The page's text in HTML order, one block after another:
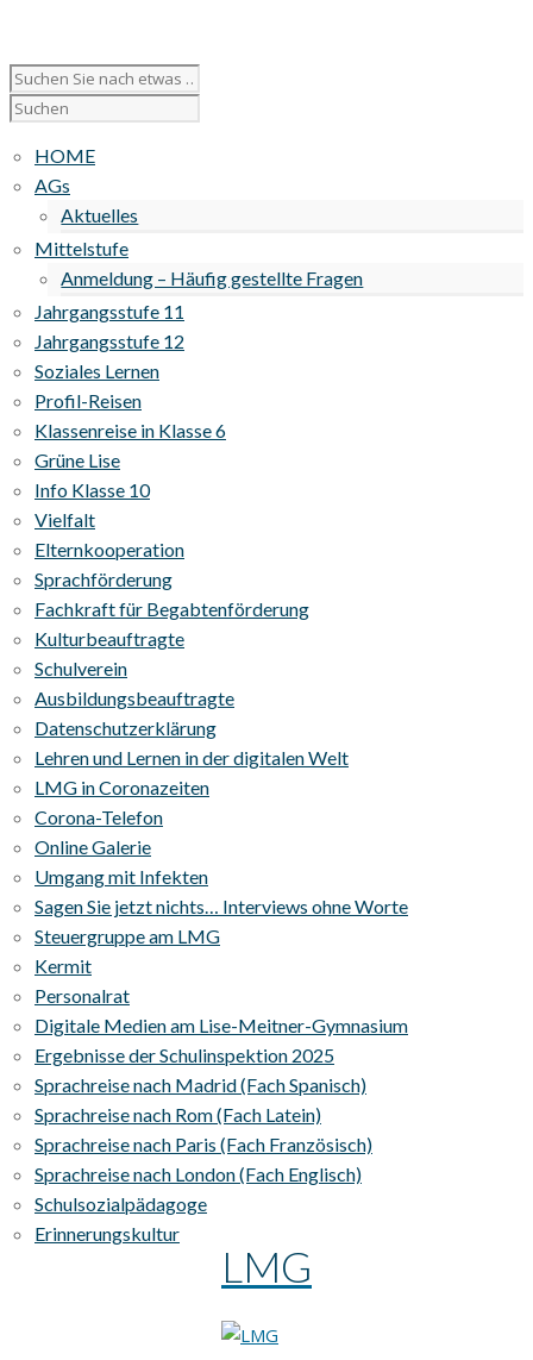
HOME
AGs
Aktuelles
Mittelstufe
Anmeldung – Häufig gestellte Fragen
Jahrgangsstufe 11
Jahrgangsstufe 12
Soziales Lernen
Profil-Reisen
Klassenreise in Klasse 6
Grüne Lise
Info Klasse 10
Vielfalt
Elternkooperation
Sprachförderung
Fachkraft für Begabtenförderung
Kulturbeauftragte
Schulverein
Ausbildungsbeauftragte
Datenschutzerklärung
Lehren und Lernen in der digitalen Welt
LMG in Coronazeiten
Corona-Telefon
Online Galerie
Umgang mit Infekten
Sagen Sie jetzt nichts… Interviews ohne Worte
Steuergruppe am LMG
Kermit
Personalrat
Digitale Medien am Lise-Meitner-Gymnasium
Ergebnisse der Schulinspektion 2025
Sprachreise nach Madrid (Fach Spanisch)
Sprachreise nach Rom (Fach Latein)
Sprachreise nach Paris (Fach Französisch)
Sprachreise nach London (Fach Englisch)
Schulsozialpädagoge
Erinnerungskultur
LMG